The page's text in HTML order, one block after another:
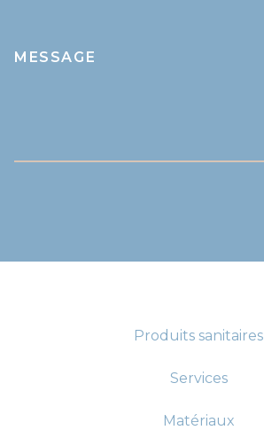
MESSAGE
Produits sanitaires
Services
Matériaux